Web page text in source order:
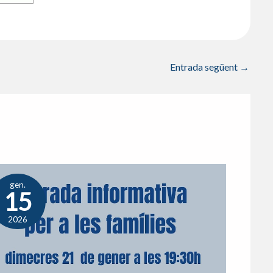
Entrada següent →
gen.
15
2026